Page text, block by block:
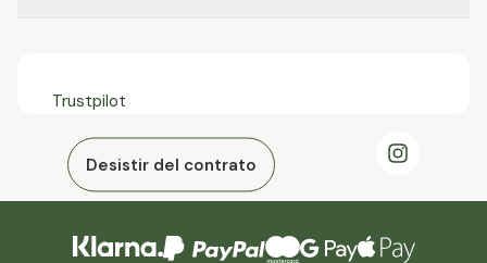
Trustpilot
Desistir del contrato